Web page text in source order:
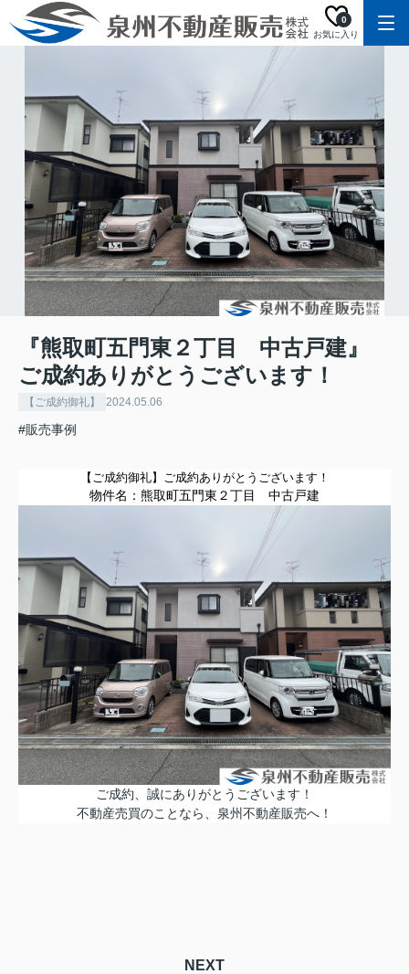
お気に入り
0
『熊取町五門東２丁目 中古戸建』
ご成約ありがとうございます！
【ご成約御礼】 2024.05.06
#販売事例
【ご成約御礼】 ご成約ありがとうございます！
物件名： 熊取町五門東２丁目 中古戸建
ご成約、誠にありがとうございます！
不動産売買のことなら、泉州不動産販売へ！
NEXT